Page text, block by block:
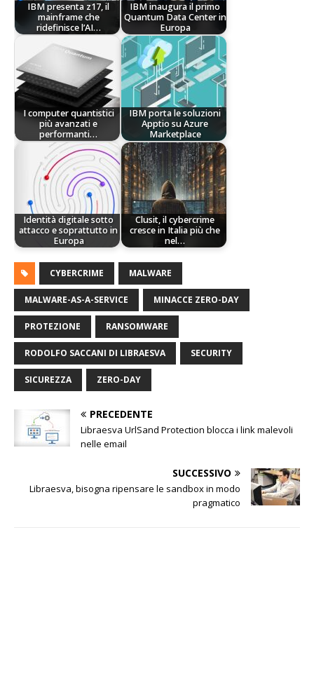
IBM presenta z17, il
mainframe che
ridefinisce l’AI…
IBM inaugura il primo
Quantum Data Center in
Europa
I computer quantistici
più avanzati e
performanti…
IBM porta le soluzioni
Apptio su Azure
Marketplace
Identità digitale sotto
attacco e soprattutto in
Europa
Clusit, il cybercrime
cresce in Italia più che
nel…
CYBERCRIME MALWARE
MALWARE-AS-A-SERVICE MINACCE ZERO-DAY
PROTEZIONE RANSOMWARE
RODOLFO SACCANI DI LIBRAESVA SECURITY
SICUREZZA ZERO-DAY
PRECEDENTE
Libraesva UrlSand Protection blocca i link malevoli
nelle email
SUCCESSIVO
Libraesva, bisogna ripensare le sandbox in modo
pragmatico